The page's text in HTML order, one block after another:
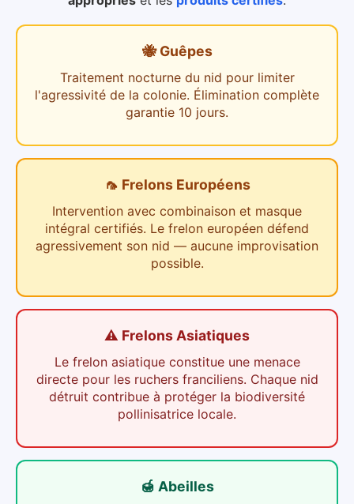
🐝 Guêpes
Traitement nocturne du nid pour limiter
l'agressivité de la colonie. Élimination complète
garantie 10 jours.
🦟 Frelons Européens
Intervention avec combinaison et masque
intégral certifiés. Le frelon européen défend
agressivement son nid — aucune improvisation
possible.
⚠️ Frelons Asiatiques
Le frelon asiatique constitue une menace
directe pour les ruchers franciliens. Chaque nid
détruit contribue à protéger la biodiversité
pollinisatrice locale.
🍯 Abeilles